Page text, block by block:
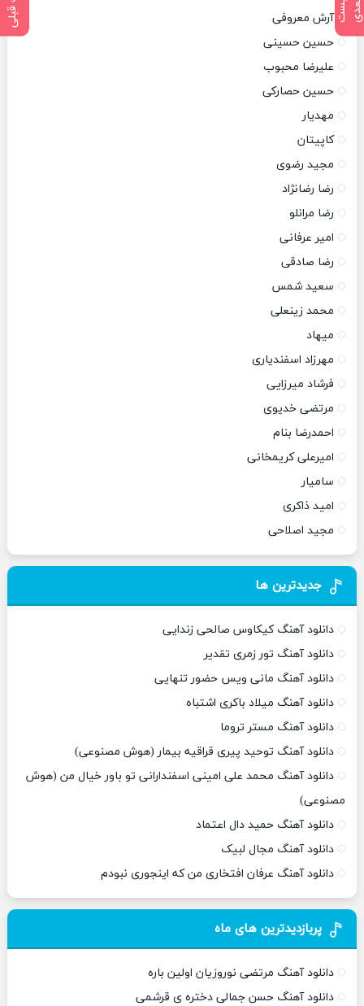
پ
س
ت
ب
ع
د ی
آرش معروفی
حسین حسینی
علیرضا محبوب
حسین حصارکی
مهدیار
کاپیتان
مجید رضوی
رضا رضانژاد
رضا مرانلو
امیر عرفانی
رضا صادقی
سعید شمس
محمد زینعلی
میهاد
مهرزاد اسفندیاری
فرشاد میرزایی
مرتضی خدیوی
احمدرضا بنام
امیرعلی کریمخانی
سامیار
امید ذاکری
مجید اصلاحی
جدیدترین ها
دانلود آهنگ کیکاوس صالحی زندایی
دانلود آهنگ تور زمری تقدیر
دانلود آهنگ مانی ویس حضور تنهایی
دانلود آهنگ میلاد باکری اشتباه
دانلود آهنگ مستر تروما
دانلود آهنگ توحید پیری قراقیه بیمار (هوش مصنوعی)
دانلود آهنگ محمد علی امینی اسفندارانی تو باور خیال من (هوش
مصنوعی)
دانلود آهنگ حمید دال اعتماد
دانلود آهنگ مجال لبیک
دانلود آهنگ عرفان افتخاری من که اینجوری نبودم
پربازدیدترین های ماه
دانلود آهنگ مرتضی نوروزیان اولین باره
دانلود آهنگ حسن جمالی دختره ی قرشمی